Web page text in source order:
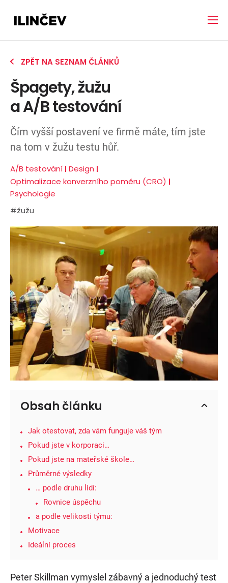
ZPĚT NA SEZNAM ČLÁNKŮ
Špagety, žužu
a A/B testování
Čím vyšší postavení ve firmě máte, tím jste
na tom v žužu testu hůř.
A/B testování Design
Optimalizace konverzního poměru (CRO)
Psychologie
#žužu
Obsah článku
Jak otestovat, zda vám funguje váš tým
Pokud jste v korporaci…
Pokud jste na mateřské škole…
Průměrné výsledky
… podle druhu lidí:
Rovnice úspěchu
a podle velikosti týmu:
Motivace
Ideální proces
Peter Skillman vymyslel zábavný a jednoduchý test